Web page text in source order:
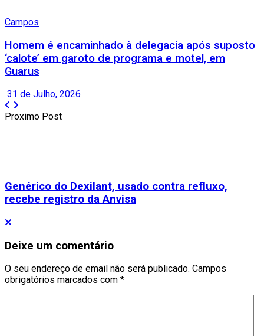
Campos
Homem é encaminhado à delegacia após suposto
‘calote’ em garoto de programa e motel, em
Guarus
31 de Julho, 2026
Proximo Post
Genérico do Dexilant, usado contra refluxo,
recebe registro da Anvisa
Deixe um comentário
O seu endereço de email não será publicado. Campos
obrigatórios marcados com *